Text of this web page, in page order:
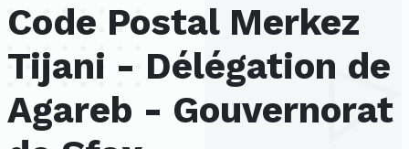
Code Postal Merkez
Tijani - Délégation de
Agareb - Gouvernorat